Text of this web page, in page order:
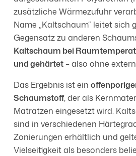
zusätzliche Wärmezufuhr
Name „Kaltschaum“ leitet sich
Gegensatz zu anderen
Kaltschaum bei
und gehärtet– also ohne
Das Ergebnis ist ein
Schaumstoff, der als
Matratzen eingesetzt wird.
sind in verschiedenen
Zonierungen erhältlich und
Vielseitigkeit als besonders